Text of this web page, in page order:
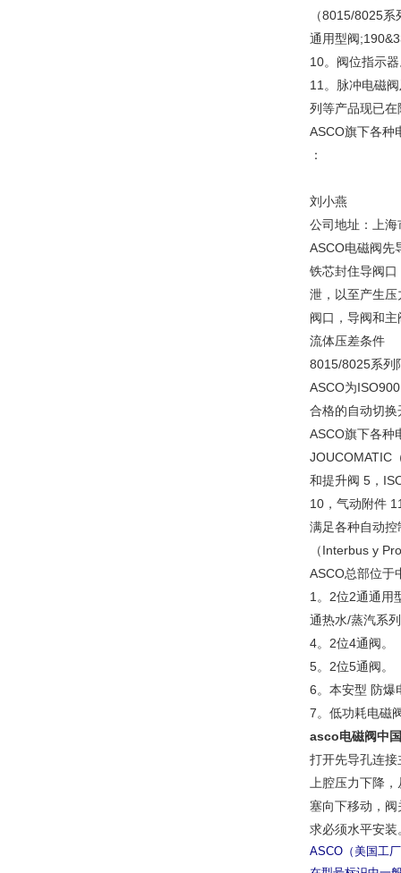
（8015/8025
通用型阀
10。阀位指
11。脉冲电磁
列等产品现已
ASCO旗下各种
：
刘小燕
公司地址：上
ASCO电磁阀先
铁芯封住导阀
泄，以至产生
阀口，导阀和
流体压差条件
8015/8025系列
ASCO为
合格的自动切
ASCO旗下各种
JOUCOMATIC
和提升阀 5，
10，气动附件
满足各种自动
（Interbus y
ASCO总部位于
1。2位2通通
通热水/蒸汽
4。2位4通阀
5。2位5通
6。本安型 防
7。低功耗电
asco电磁阀中
打开先导孔连
上腔压力下降
塞向下移动，
求必须水平安装
ASCO（美国工